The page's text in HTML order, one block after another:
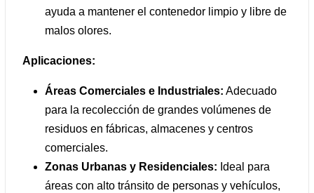
ayuda a mantener el contenedor limpio y libre de
malos olores.
Aplicaciones:
Áreas Comerciales e Industriales: Adecuado
para la recolección de grandes volúmenes de
residuos en fábricas, almacenes y centros
comerciales.
Zonas Urbanas y Residenciales: Ideal para
áreas con alto tránsito de personas y vehículos,